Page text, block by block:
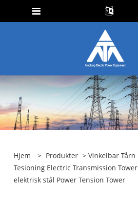
Hjem > Produkter >Vinkelbar Tårn
Tesioning Electric Transmission Tower
elektrisk stål Power Tension Tower